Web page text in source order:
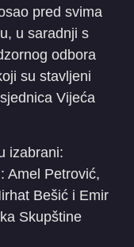
pred svima
u saradnji s
odbora
su stavljeni
Vijeća
izabrani:
Amel Petrović,
Bešić i Emir
Skupštine